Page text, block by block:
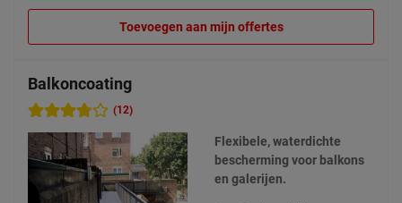
Toevoegen aan mijn offertes
Balkoncoating
(12)
Flexibele, waterdichte
bescherming voor balkons
en galerijen.